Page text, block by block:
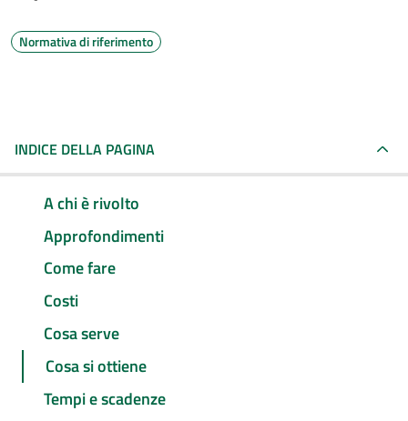
Normativa di riferimento
INDICE DELLA PAGINA
A chi è rivolto
Approfondimenti
Come fare
Costi
Cosa serve
Cosa si ottiene
Tempi e scadenze